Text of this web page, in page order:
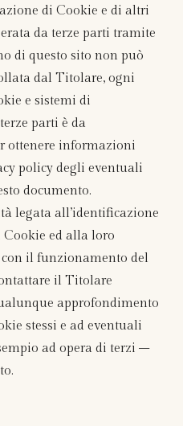
di Cookie e di altri
da terze parti tramite
di questo sito non può
dal Titolare, ogni
e sistemi di
parti è da
ottenere informazioni
policy degli eventuali
documento.
legata all’identificazione
Cookie ed alla loro
il funzionamento del
il Titolare
approfondimento
stessi e ad eventuali
ad opera di terzi –